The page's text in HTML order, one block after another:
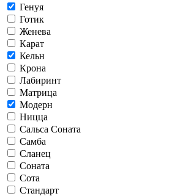
Генуя
Готик
Женева
Карат
Кельн
Крона
Лабиринт
Матрица
Модерн
Ницца
Сальса Соната
Самба
Сланец
Соната
Сота
Стандарт